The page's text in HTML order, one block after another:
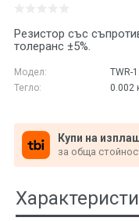
Резистор със
толеранс ±5%.
Модел:
TWR-
Тегло:
0.002
Купи на
за обща